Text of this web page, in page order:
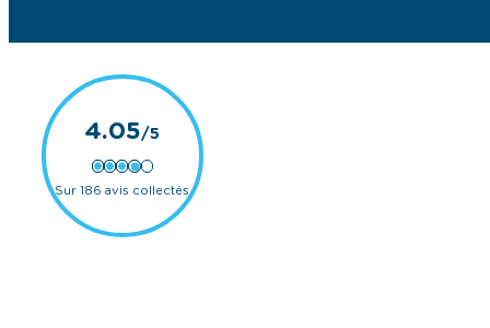
4.05
Sur 186 avis collectés